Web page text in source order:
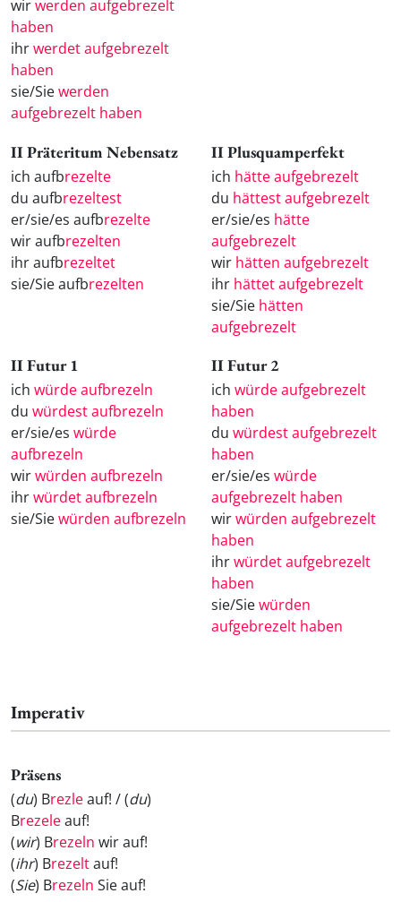
wirwerden aufgebrezelt
haben
ihrwerdet aufgebrezelt
haben
sie/Siewerden
aufgebrezelt haben
II Präteritum Nebensatz
ich aufbrezelte
du aufbrezeltest
er/sie/es aufbrezelte
wir aufbrezelten
ihr aufbrezeltet
sie/Sie aufbrezelten
II Plusquamperfekt
ich hätte aufgebrezelt
du hättest aufgebrezelt
er/sie/es hätte
aufgebrezelt
wir hätten aufgebrezelt
ihr hättet aufgebrezelt
sie/Sie hätten
aufgebrezelt
II Futur 1
ich würde aufbrezeln
du würdest aufbrezeln
er/sie/es würde
aufbrezeln
wirwürden aufbrezeln
ihrwürdet aufbrezeln
sie/Siewürden aufbrezeln
II Futur 2
ich würde aufgebrezelt
haben
du würdest aufgebrezelt
haben
er/sie/es würde
aufgebrezelt haben
wirwürden aufgebrezelt
haben
ihrwürdet aufgebrezelt
haben
sie/Siewürden
aufgebrezelt haben
Imperativ
Präsens
(du) Brezleauf! / (du)
Brezeleauf!
(wir) Brezeln wir auf!
(ihr) Brezeltauf!
(Sie) Brezeln Sie auf!